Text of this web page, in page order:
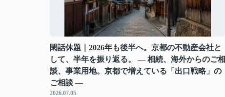
閑話休題｜2026年も後半へ。京都の不動産会社と
して、半年を振り返る。 ― 相続、海外からのご相
談、事業用地。京都で増えている「出口戦略」の
ご相談 ―
2026.07.05